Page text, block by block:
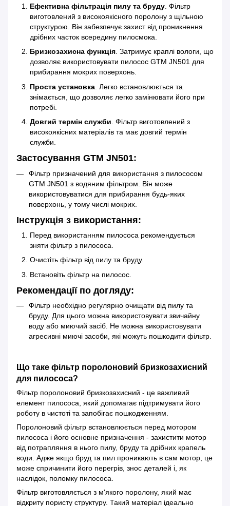
Ефективна фільтрація пилу та бруду . Фільтр
виготовлений з високоякісного поролону з щільною
структурою. Він забезпечує захист від проникнення
дрібних часток всередину пилосмока.
Бризкозахисна функція . Затримує краплі вологи, що
дозволяє використовувати пилосос GTM JN501 для
прибирання мокрих поверхонь.
Проста установка . Легко встановлюється та
знімається, що дозволяє легко замінювати його при
потребі.
Довгий термін служби . Фільтр виготовлений з
високоякісних матеріалів та має довгий термін
служби.
Застосування GTM JN501:
Фільтр призначений для використання з пилососом
GTM JN501 з водяним фільтром. Він може
використовуватися для прибирання будь-яких
поверхонь, у тому числі мокрих.
Інструкція з використання:
Перед використанням пилососа рекомендується
зняти фільтр з пилососа.
Очистіть фільтр від пилу та бруду.
Встановіть фільтр на пилосос.
Рекомендації по догляду:
Фільтр необхідно регулярно очищати від пилу та
бруду. Для цього можна використовувати звичайну
воду або миючий засіб. Не можна використовувати
агресивні миючі засоби, які можуть пошкодити фільтр.
Що таке фільтр поролоновий бризкозахисний
для пилососа?
Фільтр поролоновий бризкозахисний - це важливий
елемент пилососа, який допомагає підтримувати його
роботу в чистоті та запобігає пошкодженням.
Поролоновий фільтр встановлюється перед мотором
пилососа і його основне призначення - захистити мотор
від потрапляння в нього пилу, бруду та дрібних крапель
води. Адже якщо бруд та пил проникають в сам мотор, це
може спричинити його перегрів, знос деталей і, як
наслідок, поломку пилососа.
Фільтр виготовляється з м'якого поролону, який має
відкриту пористу структуру. Такий матеріал ідеально